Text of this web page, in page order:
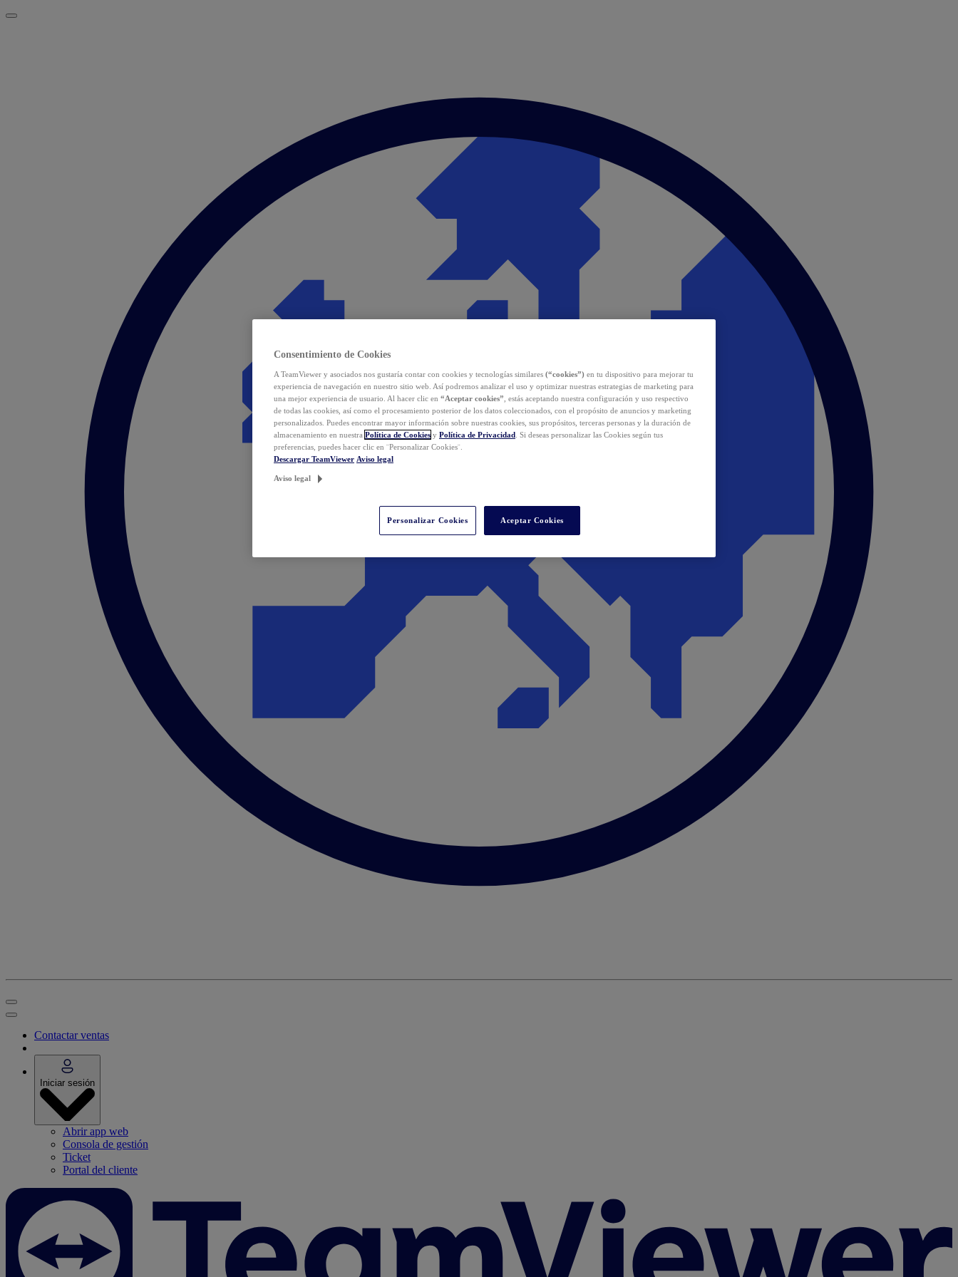
Contactar ventas
Iniciar sesión
Abrir app web
Consola de gestión
Ticket
Portal del cliente
Consentimiento de Cookies
A TeamViewer y asociados nos gustaría contar con cookies y tecnologías similares (“cookies”) en tu dispositivo para mejorar tu
experiencia de navegación en nuestro sitio web. Así podremos analizar el uso y optimizar nuestras estrategias de marketing para
una mejor experiencia de usuario. Al hacer clic en “Aceptar cookies” , estás aceptando nuestra configuración y uso respectivo
de todas las cookies, así como el procesamiento posterior de los datos coleccionados, con el propósito de anuncios y marketing
personalizados. Puedes encontrar mayor información sobre nuestras cookies, sus propósitos, terceras personas y la duración de
almacenamiento en nuestra Política de Cookies y Política de Privacidad . Si deseas personalizar las Cookies según tus
preferencias, puedes hacer clic en ¨Personalizar Cookies¨.
Descargar TeamViewer Aviso legal
Aviso legal
Personalizar Cookies Aceptar Cookies